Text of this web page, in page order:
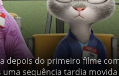
do primeiro filme com a
tardia movida por...